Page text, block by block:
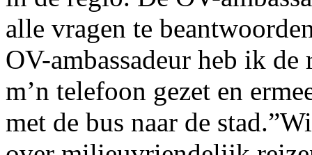
alle vragen te
OV-ambassadeur heb ik
m’n telefoon gezet en
met de bus naar de